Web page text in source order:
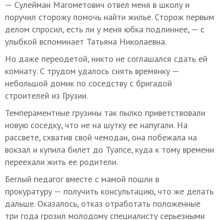
— Сулейман Магометович отвел меня в школу и
поручил сторожу помочь найти жилье. Сторож первым
делом спросил, есть ли у меня юбка подлиннее, — с
улыбкой вспоминает Татьяна Николаевна.
Но даже переодетой, никто не соглашался сдать ей
комнату. С трудом удалось снять времянку —
небольшой домик по соседству с бригадой
строителей из Грузии.
Темпераментные грузины так пылко приветствовали
новую соседку, что не на шутку ее напугали. На
рассвете, схватив свой чемодан, она побежала на
вокзал и купила билет до Туапсе, куда к тому времени
переехали жить ее родители.
Беглый педагог вместе с мамой пошли в
прокуратуру — получить консультацию, что же делать
дальше. Оказалось, отказ отработать положенные
три года грозил молодому специалисту серьезными